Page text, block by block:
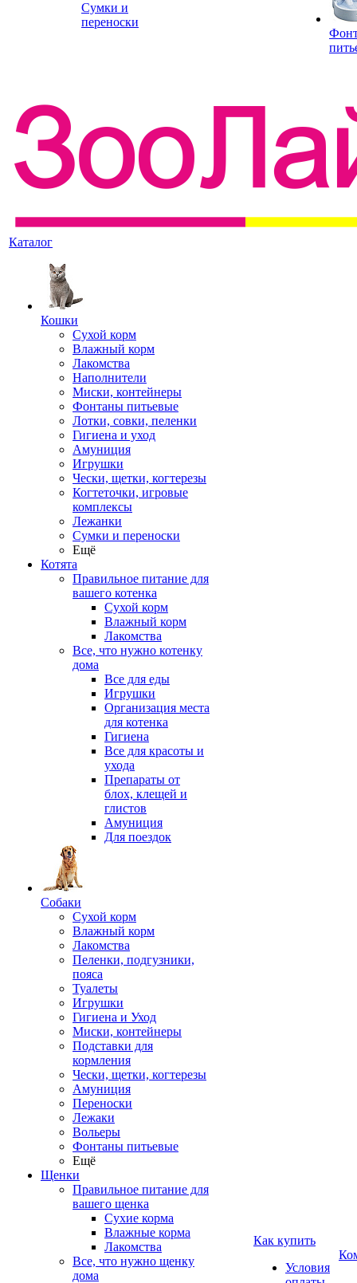
Сумки и
переноски
Каталог
Кошки
Сухой корм
Влажный корм
Лакомства
Наполнители
Миски, контейнеры
Фонтаны питьевые
Лотки, совки, пеленки
Гигиена и уход
Амуниция
Игрушки
Чески, щетки, когтерезы
Когтеточки, игровые
комплексы
Лежанки
Сумки и переноски
Ещё
Котята
Правильное питание для
вашего котенка
Сухой корм
Влажный корм
Лакомства
Все, что нужно котенку
дома
Все для еды
Игрушки
Организация места
для котенка
Гигиена
Все для красоты и
ухода
Препараты от
блох, клещей и
глистов
Амуниция
Для поездок
Собаки
Сухой корм
Влажный корм
Лакомства
Пеленки, подгузники,
пояса
Туалеты
Игрушки
Гигиена и Уход
Миски, контейнеры
Подставки для
кормления
Чески, щетки, когтерезы
Амуниция
Переноски
Лежаки
Вольеры
Фонтаны питьевые
Ещё
Щенки
Правильное питание для
вашего щенка
Сухие корма
Влажные корма
Лакомства
Все, что нужно щенку
дома
Как купить
Условия